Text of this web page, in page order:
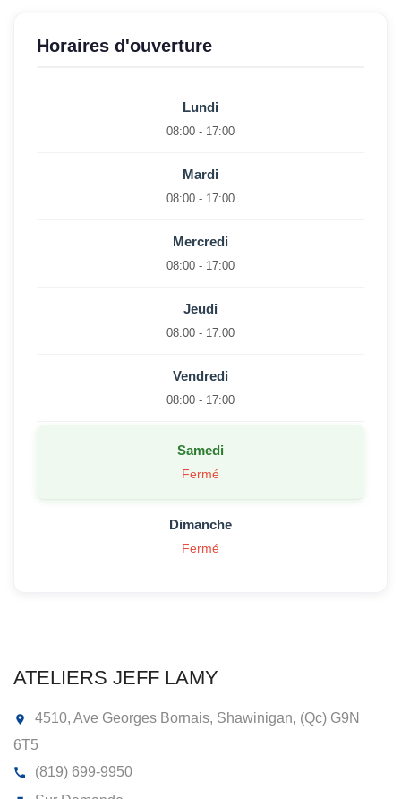
Horaires d'ouverture
Lundi
08:00 - 17:00
Mardi
08:00 - 17:00
Mercredi
08:00 - 17:00
Jeudi
08:00 - 17:00
Vendredi
08:00 - 17:00
Samedi
Fermé
Dimanche
Fermé